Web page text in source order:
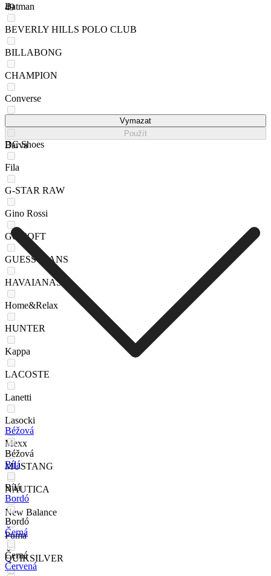
49
Batman
BEVERLY HILLS POLO CLUB
BILLABONG
CHAMPION
Converse
DC Shoes
Fila
G-STAR RAW
Gino Rossi
GO SOFT
GUESS JEANS
HAVAIANAS
Home&Relax
HUNTER
Kappa
LACOSTE
Lanetti
Lasocki
Mexx
MUSTANG
NAUTICA
New Balance
Puma
QUIKSILVER
Vymazat
Použít
Barva
Béžová
Béžová
Bílá
Bílá
Bordó
Bordó
Černá
Černá
Červená